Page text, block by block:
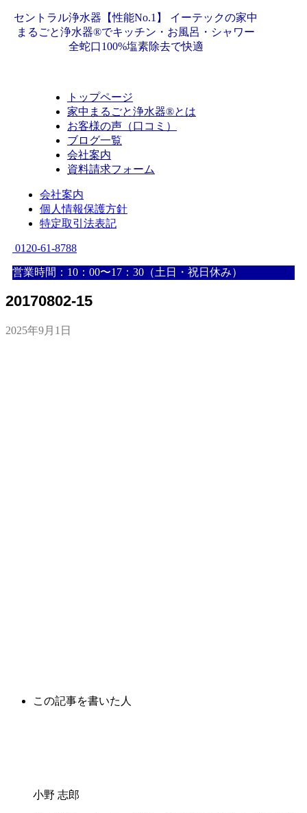
セントラル浄水器【性能No.1】 イーテックの家中
まるごと浄水器®でキッチン・お風呂・シャワー
全蛇口100%塩素除去で快適
トップページ
家中まるごと浄水器®とは
お客様の声（口コミ）
ブログ一覧
会社案内
資料請求フォーム
会社案内
個人情報保護方針
特定取引法表記
0120-61-8788
営業時間：10：00〜17：30（土日・祝日休み）
20170802-15
2025年9月1日
この記事を書いた人
小野 志郎